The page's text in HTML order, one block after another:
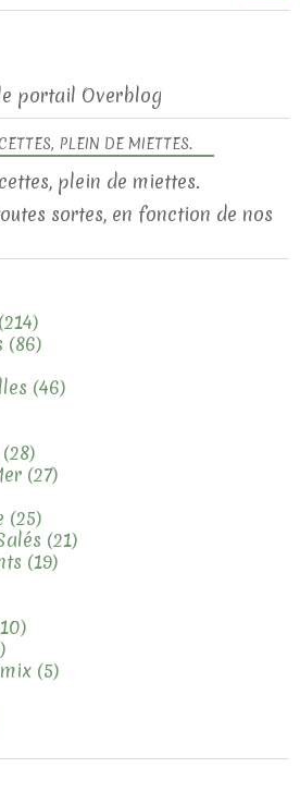
PLEIN DE MIETTES.
sortes, en fonction de nos
portail Overblog
(214)
(86)
(46)
(28)
(27)
(25)
(21)
(19)
(5)